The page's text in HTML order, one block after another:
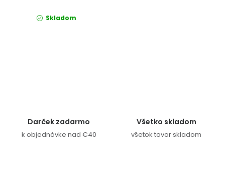
Skladom
Darček zadarmo
k objednávke nad €40
Všetko skladom
všetok tovar skladom